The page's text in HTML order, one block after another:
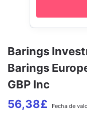
Barings
Barings
GBP Inc
56,38£ Fecha de